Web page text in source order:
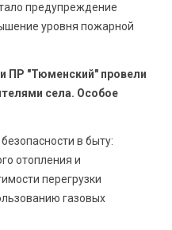
предупреждение
уровня пожарной
ПР "Тюменский" провели
села. Особое
в быту:
отопления и
перегрузки
газовых